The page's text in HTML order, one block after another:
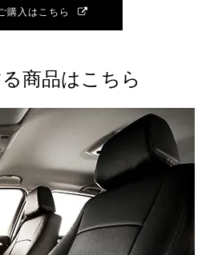
購入はこちら
商品はこちら